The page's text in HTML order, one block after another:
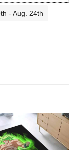
- Aug. 24th